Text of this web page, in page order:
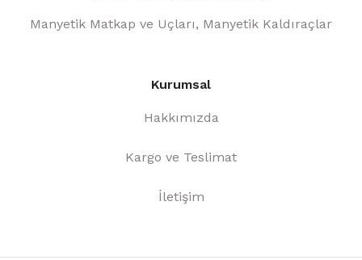
Manyetik Matkap ve Uçları, Manyetik Kaldıraçlar
Kurumsal
Hakkımızda
Kargo ve Teslimat
İletişim